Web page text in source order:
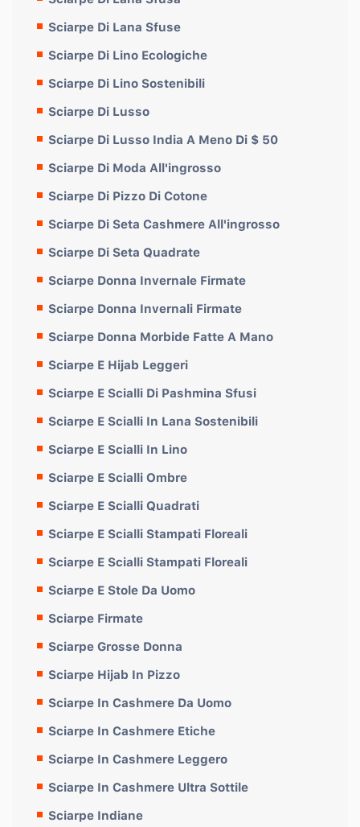
Sciarpe Di Lana Sfuse
Sciarpe Di Lino Ecologiche
Sciarpe Di Lino Sostenibili
Sciarpe Di Lusso
Sciarpe Di Lusso India A Meno Di $ 50
Sciarpe Di Moda All'ingrosso
Sciarpe Di Pizzo Di Cotone
Sciarpe Di Seta Cashmere All'ingrosso
Sciarpe Di Seta Quadrate
Sciarpe Donna Invernale Firmate
Sciarpe Donna Invernali Firmate
Sciarpe Donna Morbide Fatte A Mano
Sciarpe E Hijab Leggeri
Sciarpe E Scialli Di Pashmina Sfusi
Sciarpe E Scialli In Lana Sostenibili
Sciarpe E Scialli In Lino
Sciarpe E Scialli Ombre
Sciarpe E Scialli Quadrati
Sciarpe E Scialli Stampati Floreali
Sciarpe E Scialli Stampati Floreali
Sciarpe E Stole Da Uomo
Sciarpe Firmate
Sciarpe Grosse Donna
Sciarpe Hijab In Pizzo
Sciarpe In Cashmere Da Uomo
Sciarpe In Cashmere Etiche
Sciarpe In Cashmere Leggero
Sciarpe In Cashmere Ultra Sottile
Sciarpe Indiane